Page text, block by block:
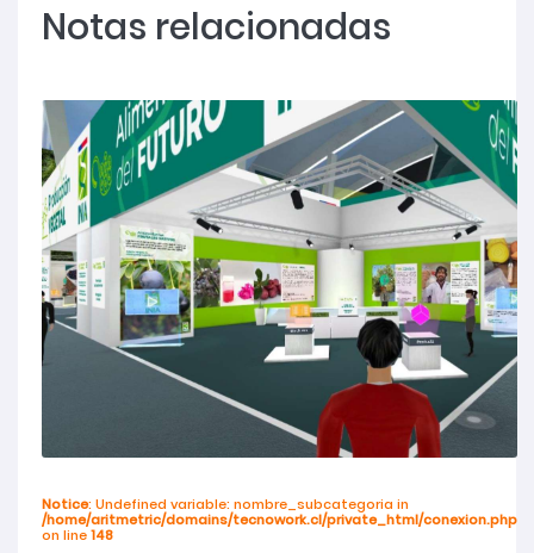
Notas relacionadas
Notice: Undefined variable: nombre_subcategoria in
/home/aritmetric/domains/tecnowork.cl/private_html/conexion.php
on line148